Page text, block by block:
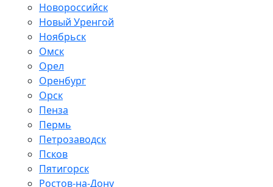
Новороссийск
Новый Уренгой
Ноябрьск
Омск
Орел
Оренбург
Орск
Пенза
Пермь
Петрозаводск
Псков
Пятигорск
Ростов-на-Дону